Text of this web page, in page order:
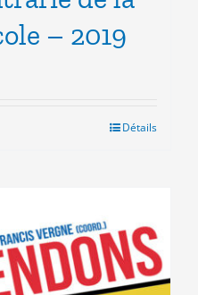
– 2019
Détails